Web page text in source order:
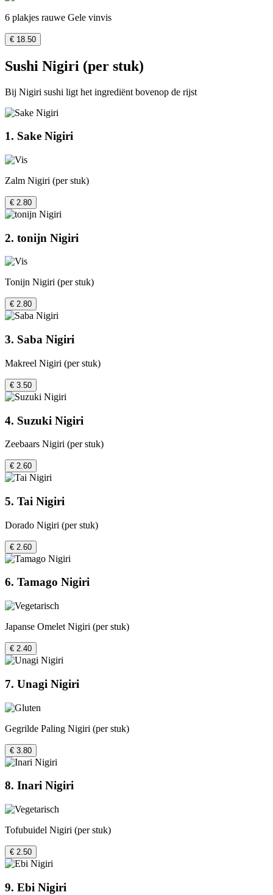
6 plakjes rauwe Gele vinvis
€ 18.50
Sushi Nigiri (per stuk)
Bij Nigiri sushi ligt het ingrediënt bovenop de rijst
1. Sake Nigiri
Zalm Nigiri (per stuk)
€ 2.80
2. tonijn Nigiri
Tonijn Nigiri (per stuk)
€ 2.80
3. Saba Nigiri
Makreel Nigiri (per stuk)
€ 3.50
4. Suzuki Nigiri
Zeebaars Nigiri (per stuk)
€ 2.60
5. Tai Nigiri
Dorado Nigiri (per stuk)
€ 2.60
6. Tamago Nigiri
Japanse Omelet Nigiri (per stuk)
€ 2.40
7. Unagi Nigiri
Gegrilde Paling Nigiri (per stuk)
€ 3.80
8. Inari Nigiri
Tofubuidel Nigiri (per stuk)
€ 2.50
9. Ebi Nigiri